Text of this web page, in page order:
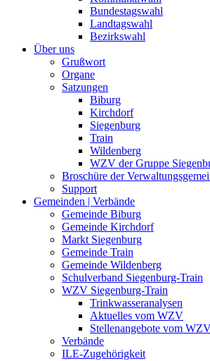
Bundestagswahl
Landtagswahl
Bezirkswahl
Über uns
Grußwort
Organe
Satzungen
Biburg
Kirchdorf
Siegenburg
Train
Wildenberg
WZV der Gruppe
Broschüre der
Support
Gemeinden | Verbände
Gemeinde Biburg
Gemeinde Kirchdorf
Markt Siegenburg
Gemeinde Train
Gemeinde Wildenberg
Schulverband Siegenburg-Train
WZV Siegenburg-Train
Trinkwasseranalysen
Aktuelles vom WZV
Stellenangebote vom
Verbände
ILE-Zugehörigkeit